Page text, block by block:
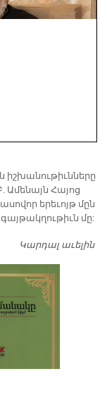
Ամենայն Հայոց
երեւոյթ մըն
մը:
Կարդալ աւելին